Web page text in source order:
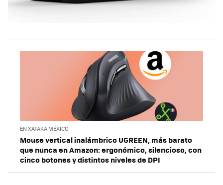
EN XATAKA MÉXICO
Mouse vertical inalámbrico UGREEN, más barato
que nunca en Amazon: ergonómico, silencioso, con
cinco botones y distintos niveles de DPI